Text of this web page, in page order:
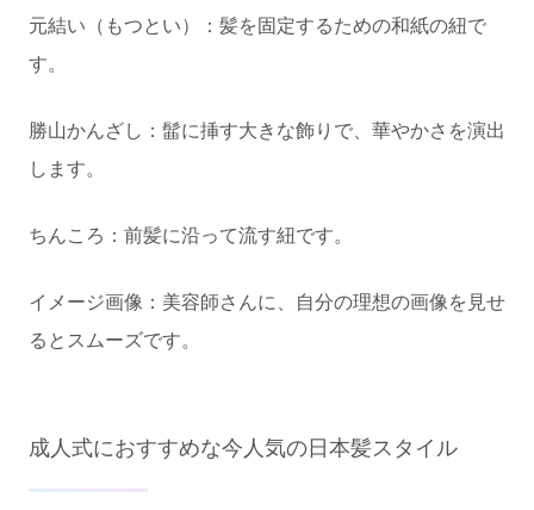
元結い（もつとい）：髪を固定するための和紙の紐で
す。
勝山かんざし：髷に挿す大きな飾りで、華やかさを演出
します。
ちんころ：前髪に沿って流す紐です。
イメージ画像：美容師さんに、自分の理想の画像を見せ
るとスムーズです。
成人式におすすめな今人気の日本髪スタイル